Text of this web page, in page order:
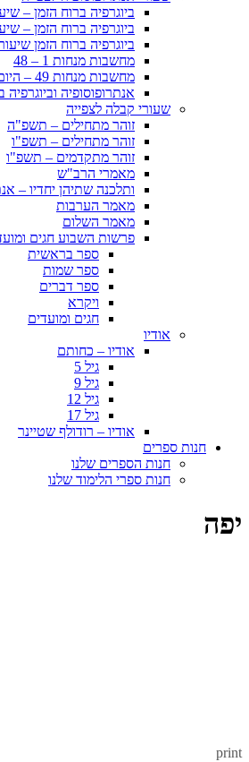
ביוגרפיה ברוח הזמן – שיעורים
ביוגרפיה ברוח הזמן – שיעורים
ביוגרפיה ברוח הזמן שיעורים 84 –
מחשבות מנחות 1 – 48
מחשבות מנחות 49 – היום
אנתרופוסופיה וביוגרפיה
שעורי קבלה לצפייה
זוהר מתחילים – תשפ"ה
זוהר מתחילים – תשפ"ו
זוהר מתקדמים – תשפ"ו
מאמרי הרב"ש
ותלכנה שתיהן יחדיו –
מאמר הערבות
מאמר השלום
פרשות השבוע חגים
ספר בראשית
ספר שמות
ספר דברים
ויקרא
חגים ומועדים
אודיו
אודיו – כחותם
גיל 5
גיל 9
גיל 12
גיל 17
אודיו – רודולף שטיינר
חנות ספרים
חנות הספרים שלנו
חנות ספרי הלימוד שלנו
יפה
print